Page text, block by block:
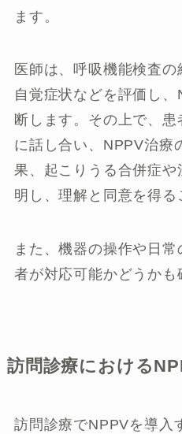
ます。
医師は、呼吸機能検査の
自覚症状などを評価し
断します。その上で、
に話し合い、NPPV治療
果、起こりうる合併症
明し、理解と同意を得る
また、機器の操作や日
者が対応可能かどうかも
訪問診療における
訪問診療でNPPVを導入